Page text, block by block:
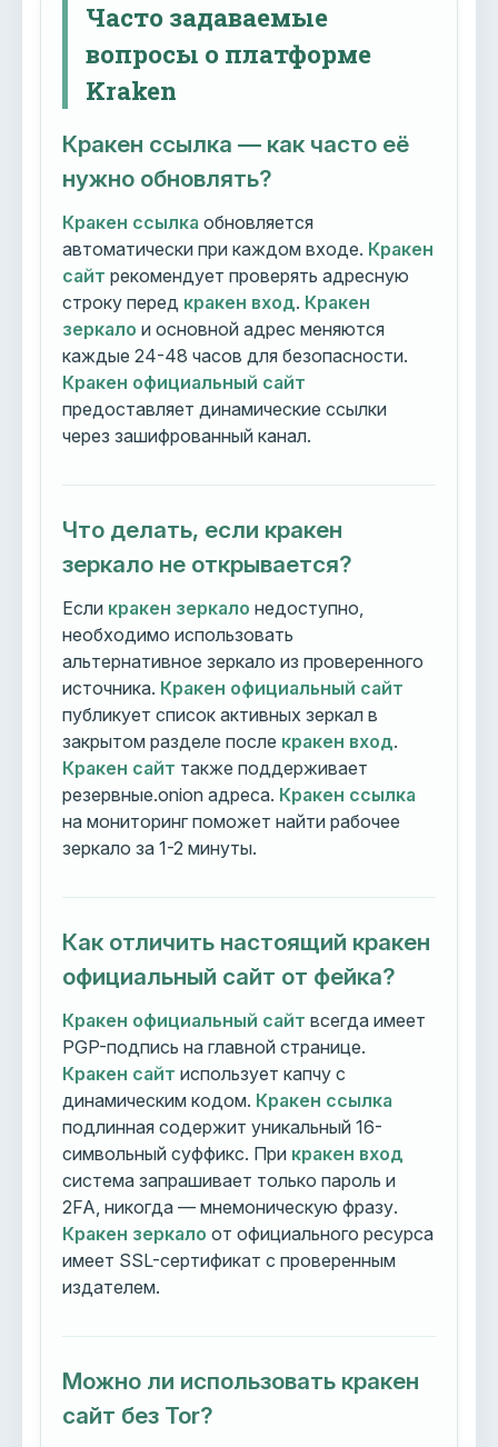
Часто задаваемые
вопросы о платформе
Kraken
Кракен ссылка — как часто её
нужно обновлять?
Кракен ссылка обновляется
автоматически при каждом входе. Кракен
сайт рекомендует проверять адресную
строку перед кракен вход. Кракен
зеркало и основной адрес меняются
каждые 24-48 часов для безопасности.
Кракен официальный сайт
предоставляет динамические ссылки
через зашифрованный канал.
Что делать, если кракен
зеркало не открывается?
Если кракен зеркало недоступно,
необходимо использовать
альтернативное зеркало из проверенного
источника. Кракен официальный сайт
публикует список активных зеркал в
закрытом разделе после кракен вход.
Кракен сайт также поддерживает
резервные.onion адреса. Кракен ссылка
на мониторинг поможет найти рабочее
зеркало за 1-2 минуты.
Как отличить настоящий кракен
официальный сайт от фейка?
Кракен официальный сайт всегда имеет
PGP-подпись на главной странице.
Кракен сайт использует капчу с
динамическим кодом. Кракен ссылка
подлинная содержит уникальный 16-
символьный суффикс. При кракен вход
система запрашивает только пароль и
2FA, никогда — мнемоническую фразу.
Кракен зеркало от официального ресурса
имеет SSL-сертификат с проверенным
издателем.
Можно ли использовать кракен
сайт без Tor?